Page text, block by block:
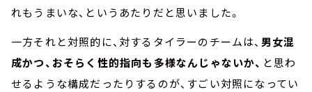
れもうまいな、というあたりだと思いました。
一方それと対照的に、対するタイラーのチームは、 男女混
成かつ、おそらく性的指向も多様なんじゃないか、 と思わ
せるような構成だったりするのが、すごい対照になってい